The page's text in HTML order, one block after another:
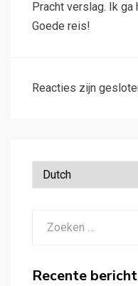
Pracht verslag. Ik ga
Goede reis!
Reacties zijn
naar:
Recente